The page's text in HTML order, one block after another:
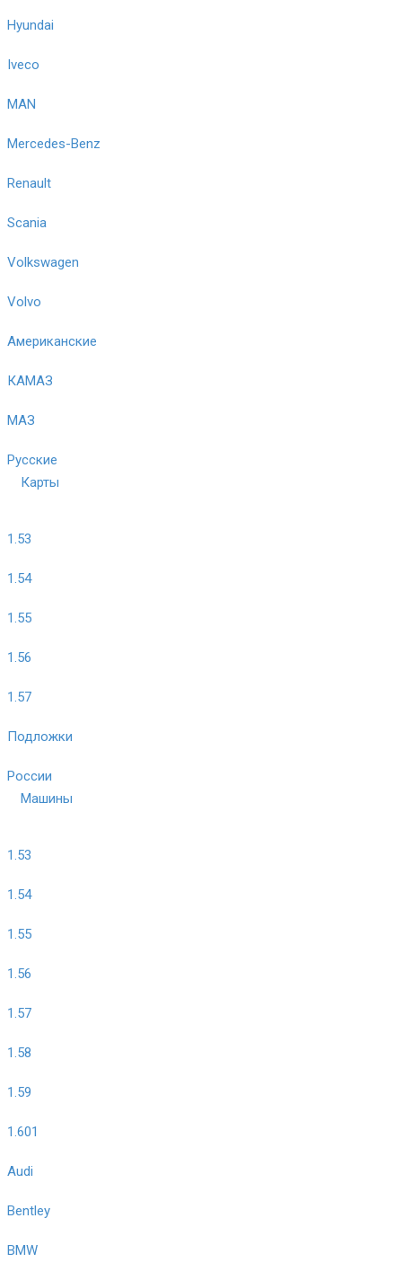
Hyundai
Iveco
MAN
Mercedes-Benz
Renault
Scania
Volkswagen
Volvo
Американские
КАМАЗ
МАЗ
Русские
Карты
1.53
1.54
1.55
1.56
1.57
Подложки
России
Машины
1.53
1.54
1.55
1.56
1.57
1.58
1.59
1.601
Audi
Bentley
BMW